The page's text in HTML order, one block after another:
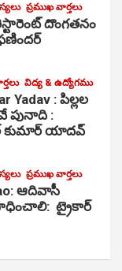
ప్రముఖ వార్తలు
దొంగతనం
విద్య & ఉద్యోగము
Yadav : పిల్లల
పునాది :
కుమార్ యాదవ్
ప్రముఖ వార్తలు
ఆదివాసీ
ట్రైకార్